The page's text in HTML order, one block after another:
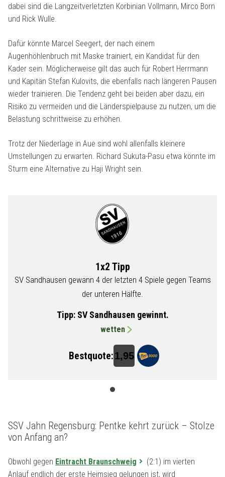
dabei sind die Langzeitverletzten Korbinian Vollmann, Mirco Born
und Rick Wulle.
Dafür könnte Marcel Seegert, der nach einem
Augenhöhlenbruch mit Maske trainiert, ein Kandidat für den
Kader sein. Möglicherweise gilt das auch für Robert Herrmann
und Kapitän Stefan Kulovits, die ebenfalls nach längeren Pausen
wieder trainieren. Die Tendenz geht bei beiden aber dazu, ein
Risiko zu vermeiden und die Länderspielpause zu nutzen, um die
Belastung schrittweise zu erhöhen.
Trotz der Niederlage in Aue sind wohl allenfalls kleinere
Umstellungen zu erwarten. Richard Sukuta-Pasu etwa könnte im
Sturm eine Alternative zu Haji Wright sein.
1x2 Tipp
SV Sandhausen gewann 4 der letzten 4 Spiele gegen Teams
der unteren Hälfte.
Tipp: SV Sandhausen gewinnt.
wetten
Bestquote:1,95
SSV Jahn Regensburg: Pentke kehrt zurück – Stolze
von Anfang an?
Obwohl gegen Eintracht Braunschweig
(2:1) im vierten
Anlauf endlich der erste Heimsieg gelungen ist, wird